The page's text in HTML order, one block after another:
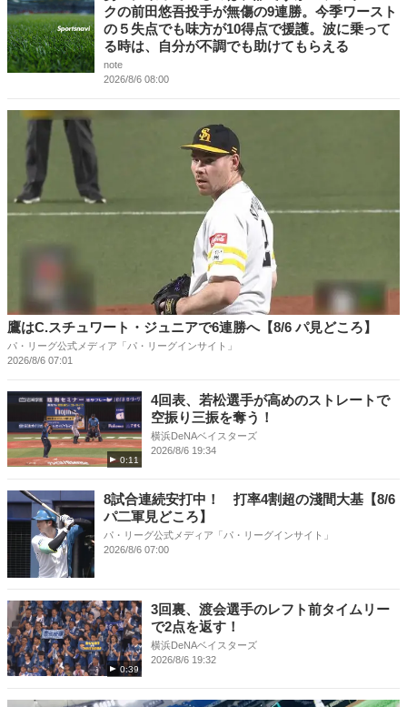
クの前田悠吾投手が無傷の9連勝。今季ワースト
の５失点でも味方が10得点で援護。波に乗って
る時は、自分が不調でも助けてもらえる
note
2026/8/6 08:00
鷹はC.スチュワート・ジュニアで6連勝へ【8/6 パ見どころ】
パ・リーグ公式メディア「パ・リーグインサイト」
2026/8/6 07:01
0:11
4回表、若松選手が高めのストレートで
空振り三振を奪う！
横浜DeNAベイスターズ
2026/8/6 19:34
8試合連続安打中！ 打率4割超の淺間大基【8/6
パ二軍見どころ】
パ・リーグ公式メディア「パ・リーグインサイト」
2026/8/6 07:00
0:39
3回裏、渡会選手のレフト前タイムリー
で2点を返す！
横浜DeNAベイスターズ
2026/8/6 19:32